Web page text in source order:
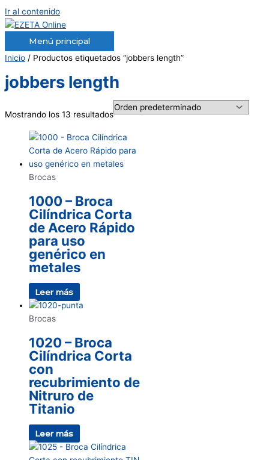
Ir al contenido
Menú principal
Inicio / Productos etiquetados “jobbers length”
jobbers length
Mostrando los 13 resultados
Brocas
1000 – Broca
Cilíndrica Corta
de Acero Rápido
para uso
genérico en
metales
Leer más
Brocas
1020 – Broca
Cilíndrica Corta
con
recubrimiento de
Nitruro de
Titanio
Leer más